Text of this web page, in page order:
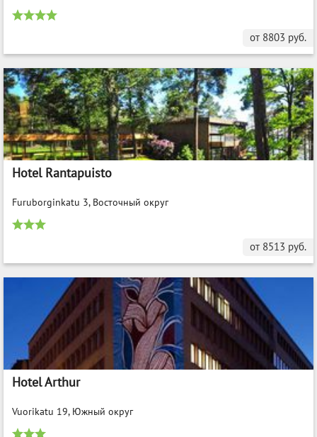
от 8803 руб.
Hotel Rantapuisto
Furuborginkatu 3, Восточный округ
от 8513 руб.
Hotel Arthur
Vuorikatu 19, Южный округ